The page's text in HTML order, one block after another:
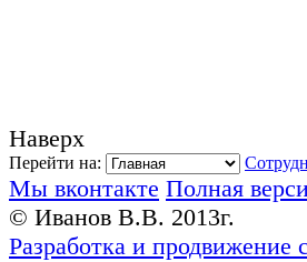
Наверх
Перейти на:
Мы вконтакте Полная
© Иванов В.В. 2013г.
Разработка и продвижение